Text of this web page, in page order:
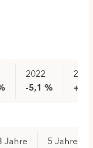
2021
2022
-5,1 %
Jahre
5 Jahre